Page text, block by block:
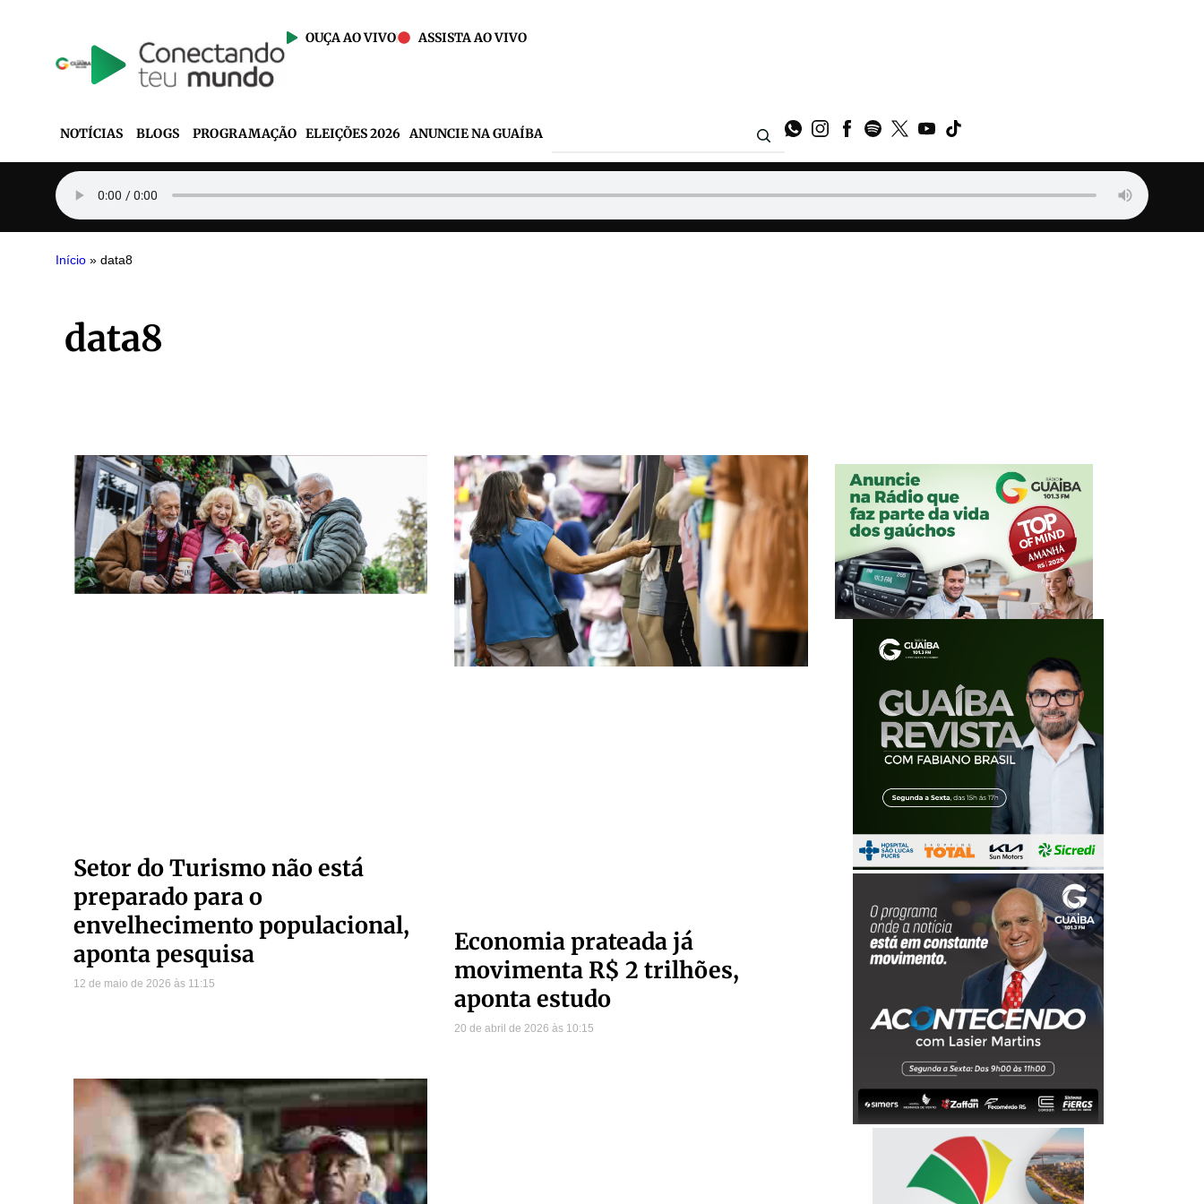
OUÇA AO VIVO ASSISTA AO VIVO
NOTÍCIAS BLOGS PROGRAMAÇÃO ELEIÇÕES 2026 ANUNCIE NA GUAÍBA
Início » data8
data8
Setor do Turismo não está
preparado para o
envelhecimento populacional,
aponta pesquisa
12 de maio de 2026 11:15
Economia prateada já
movimenta R$ 2 trilhões,
aponta estudo
20 de abril de 2026 10:15